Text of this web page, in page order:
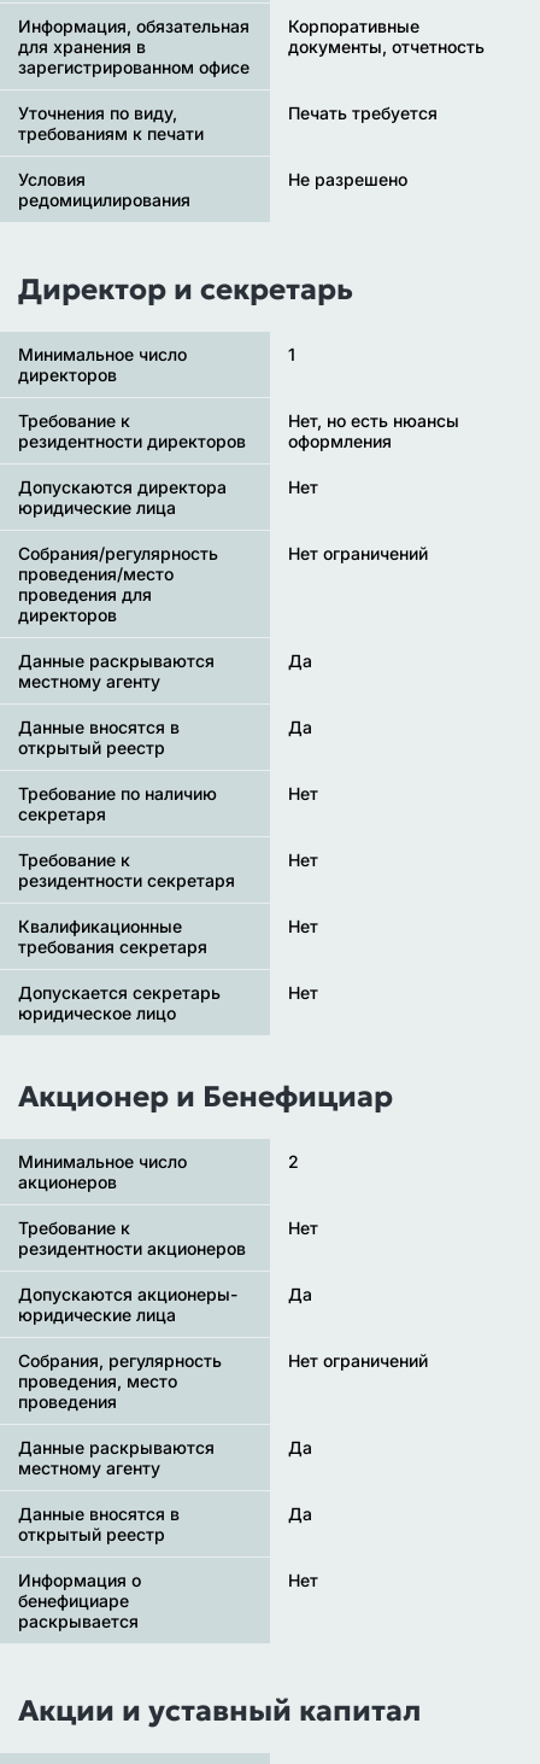
Информация, обязательная
для хранения в
зарегистрированном офисе
Корпоративные
документы, отчетность
Уточнения по виду,
требованиям к печати
Печать требуется
Условия
редомицилирования
Не разрешено
Директор и секретарь
Минимальное число
директоров
1
Требование к
резидентности директоров
Нет, но есть нюансы
оформления
Допускаются директора
юридические лица
Нет
Собрания/регулярность
проведения/место
проведения для
директоров
Нет ограничений
Данные раскрываются
местному агенту
Да
Данные вносятся в
открытый реестр
Да
Требование по наличию
секретаря
Нет
Требование к
резидентности секретаря
Нет
Квалификационные
требования секретаря
Нет
Допускается секретарь
юридическое лицо
Нет
Акционер и Бенефициар
Минимальное число
акционеров
2
Требование к
резидентности акционеров
Нет
Допускаются акционеры-
юридические лица
Да
Собрания, регулярность
проведения, место
проведения
Нет ограничений
Данные раскрываются
местному агенту
Да
Данные вносятся в
открытый реестр
Да
Информация о
бенефициаре
раскрывается
Нет
Акции и уставный капитал